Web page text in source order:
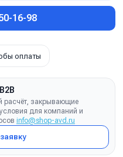
16-98
оплаты
расчёт, закрывающие
для компаний и
info@shop-avd.ru